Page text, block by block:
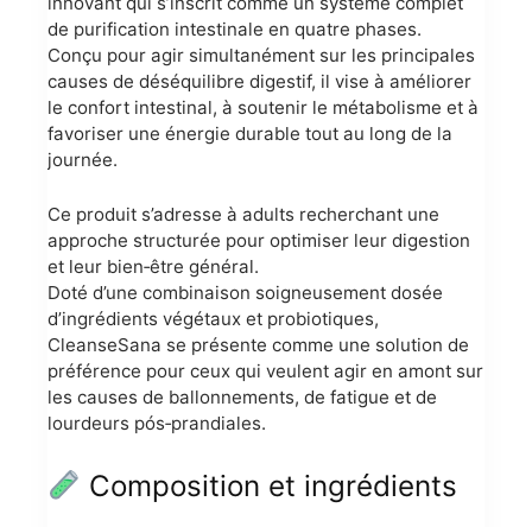
de purification intestinale en quatre phases.
Conçu pour agir simultanément sur les principales
causes de déséquilibre digestif, il vise à améliorer
le confort intestinal, à soutenir le métabolisme et à
favoriser une énergie durable tout au long de la
journée.
Ce produit s’adresse à adults recherchant une
approche structurée pour optimiser leur digestion
et leur bien‑être général.
Doté d’une combinaison soigneusement dosée
d’ingrédients végétaux et probiotiques,
CleanseSana se présente comme une solution de
préférence pour ceux qui veulent agir en amont sur
les causes de ballonnements, de fatigue et de
lourdeurs pós‑prandiales.
Composition et ingrédients